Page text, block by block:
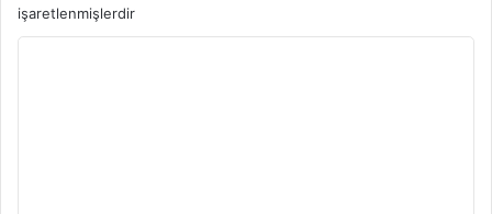
işaretlenmişlerdir